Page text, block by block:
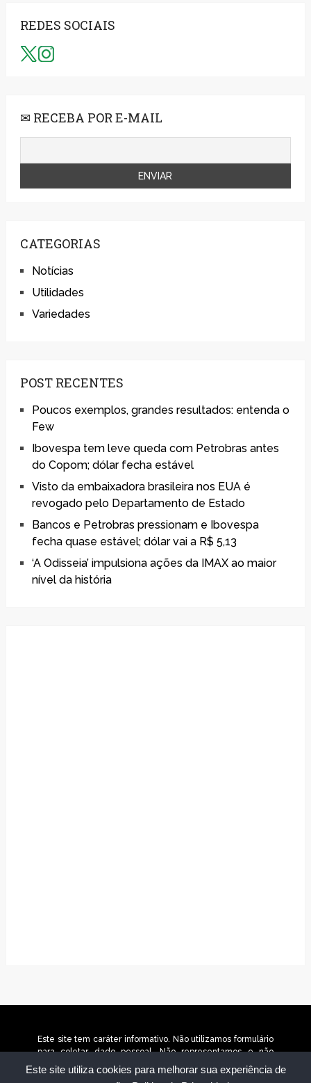
Este site utiliza cookies para melhorar sua experiência de
REDES SOCIAIS
✉ RECEBA POR E-MAIL
CATEGORIAS
Notícias
Utilidades
Variedades
POST RECENTES
Poucos exemplos, grandes resultados: entenda o
Few
Ibovespa tem leve queda com Petrobras antes
do Copom; dólar fecha estável
Visto da embaixadora brasileira nos EUA é
revogado pelo Departamento de Estado
Bancos e Petrobras pressionam e Ibovespa
fecha quase estável; dólar vai a R$ 5,13
‘A Odisseia’ impulsiona ações da IMAX ao maior
nível da história
Este site tem caráter informativo. Não utilizamos formulário
para coletar dado pessoal. Não representamos e não
temos relação com nenhuma empresa ou programa citado
no conteúdo deste site. © 2025 portaldaeducativa.com.br –